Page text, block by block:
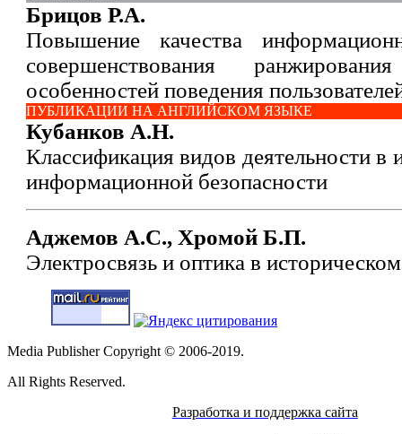
Брицов Р.А.
Повышение качества
совершенствования
особенностей поведения
ПУБЛИКАЦИИ НА АНГЛИЙСКОМ ЯЗЫКЕ
Кубанков А.Н.
Классификация видов деятельности в
информационной безопасности
Аджемов А.С., Хромой Б.П.
Электросвязь и оптика в
Media Publisher Copyright © 2006-2019.
All Rights Reserved.
Разработка и поддержка сайта